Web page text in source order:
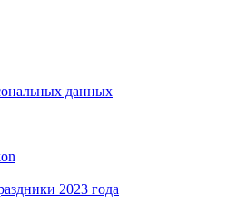
данных
2023 года